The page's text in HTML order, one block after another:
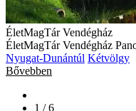
ÉletMagTár Vendégház
ÉletMagTár Vendégház
Nyugat-Dunántúl Kétvölgy
Bővebben
1 / 6